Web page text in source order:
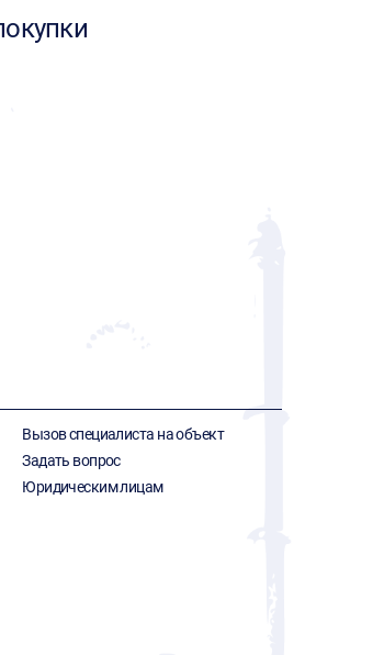
Вызов специалиста на объект
Задать вопрос
Юридическим лицам